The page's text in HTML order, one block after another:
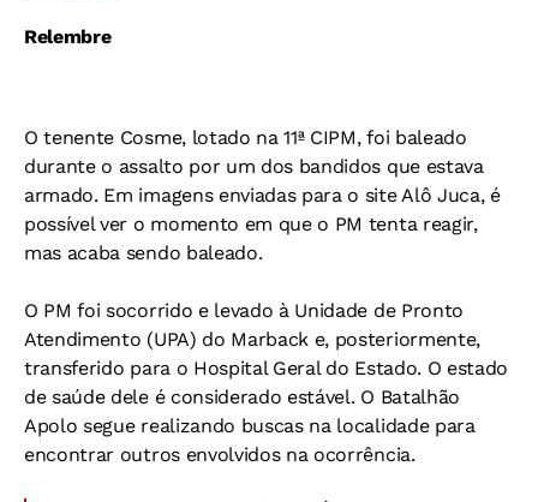
Relembre
O tenente Cosme, lotado na 11ª CIPM, foi baleado
durante o assalto por um dos bandidos que estava
armado. Em imagens enviadas para o site Alô Juca, é
possível ver o momento em que o PM tenta reagir,
mas acaba sendo baleado.
O PM foi socorrido e levado à Unidade de Pronto
Atendimento (UPA) do Marback e, posteriormente,
transferido para o Hospital Geral do Estado. O estado
de saúde dele é considerado estável. O Batalhão
Apolo segue realizando buscas na localidade para
encontrar outros envolvidos na ocorrência.